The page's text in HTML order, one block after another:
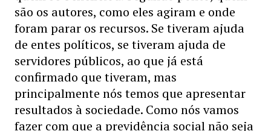
são os autores, como eles agiram e onde
foram parar os recursos. Se tiveram ajuda
de entes políticos, se tiveram ajuda de
servidores públicos, ao que já está
confirmado que tiveram, mas
principalmente nós temos que apresentar
resultados à sociedade. Como nós vamos
fazer com que a previdência social não seja